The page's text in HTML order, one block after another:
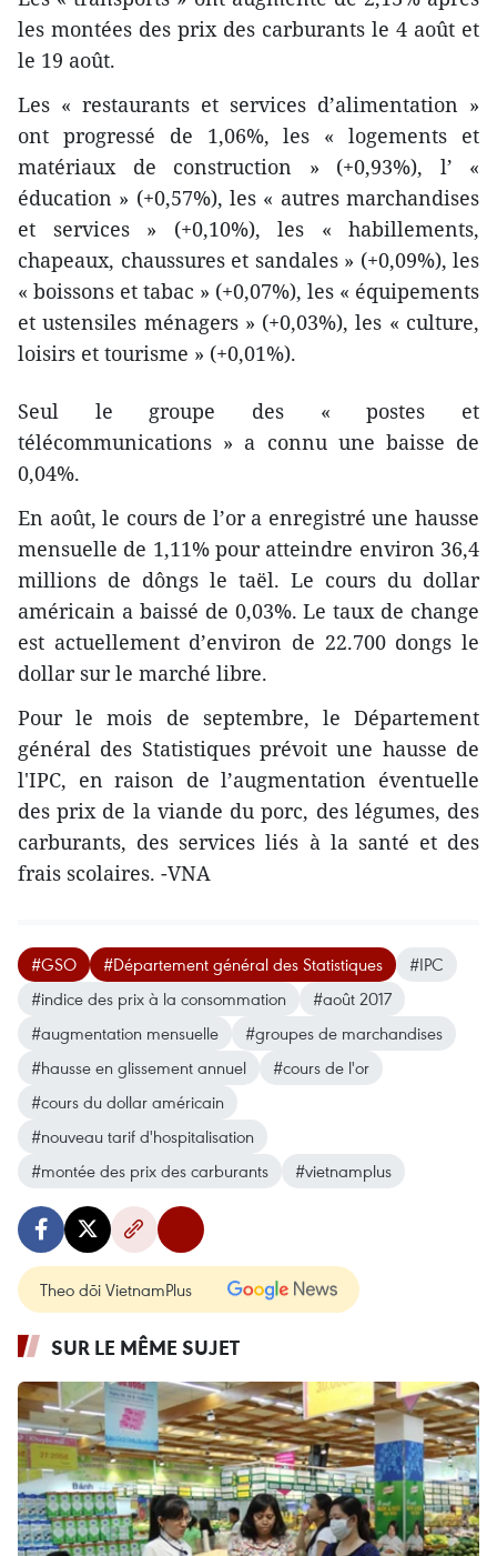
les montées des prix des carburants le 4 août et
le 19 août.
Les « restaurants et services d’alimentation »
ont progressé de 1,06%, les « logements et
matériaux de construction » (+0,93%), l’ «
éducation » (+0,57%), les « autres marchandises
et services » (+0,10%), les « habillements,
chapeaux, chaussures et sandales » (+0,09%), les
« boissons et tabac » (+0,07%), les « équipements
et ustensiles ménagers » (+0,03%), les « culture,
loisirs et tourisme » (+0,01%).
Seul le groupe des « postes et
télécommunications » a connu une baisse de
0,04%.
En août, le cours de l’or a enregistré une hausse
mensuelle de 1,11% pour atteindre environ 36,4
millions de dôngs le taël. Le cours du dollar
américain a baissé de 0,03%. Le taux de change
est actuellement d’environ de 22.700 dongs le
dollar sur le marché libre.
Pour le mois de septembre, le Département
général des Statistiques prévoit une hausse de
l'IPC, en raison de l’augmentation éventuelle
des prix de la viande du porc, des légumes, des
carburants, des services liés à la santé et des
frais scolaires. -VNA
#GSO #Département général des Statistiques
#IPC
#indice des prix à la consommation
#août 2017
#augmentation mensuelle
#groupes de marchandises
#hausse en glissement annuel
#cours de l'or
#cours du dollar américain
#nouveau tarif d'hospitalisation
#montée des prix des carburants
#vietnamplus
Theo dõi VietnamPlus
SUR LE MÊME SUJET